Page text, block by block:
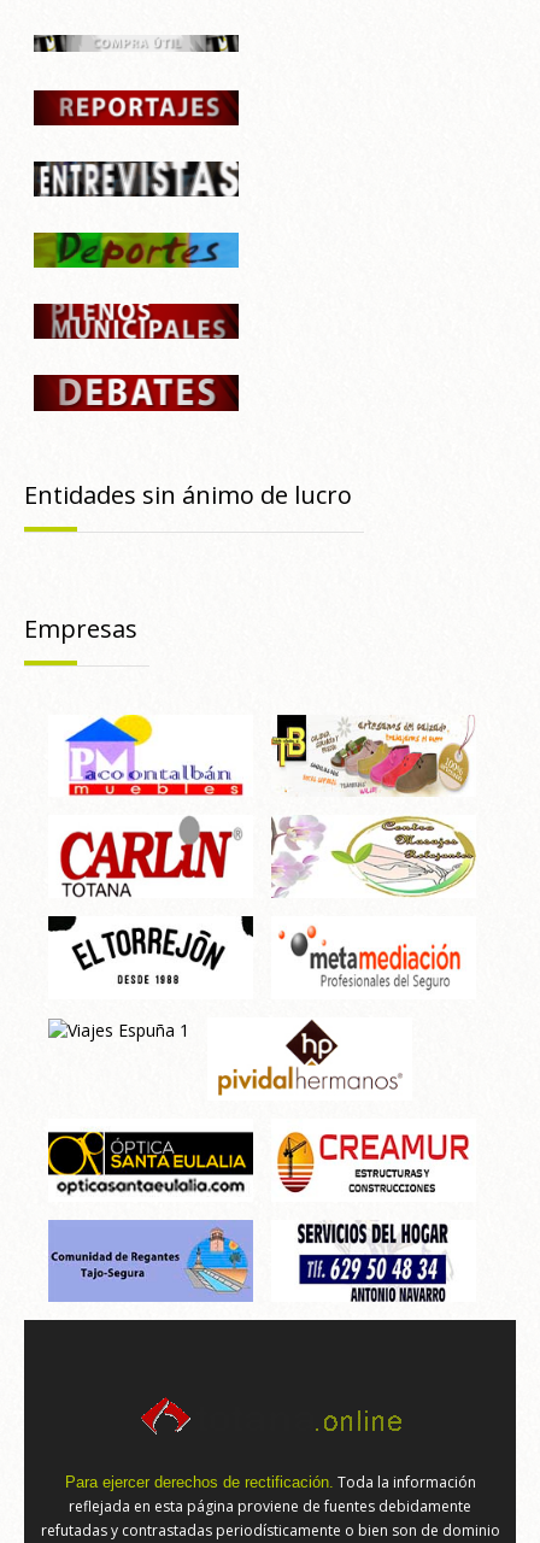
Entidades sin ánimo de lucro
Empresas
Para ejercer derechos de rectificación. Toda la información
reflejada en esta página proviene de fuentes debidamente
refutadas y contrastadas periodísticamente o bien son de dominio